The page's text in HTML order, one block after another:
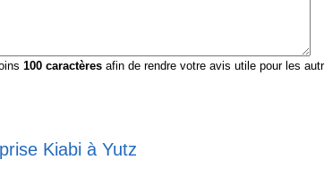
100caractèresafin de rendre votre avis utile pour les
Kiabi à Yutz